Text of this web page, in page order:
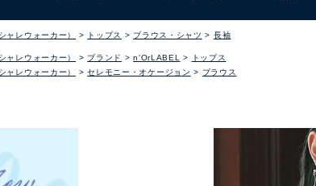
レウォーカー） トップス ブラウス・シャツ 長袖
レウォーカー） ブランド n'OrLABEL
トップス
レウォーカー）
セレモニー・オケージョン ブラウス